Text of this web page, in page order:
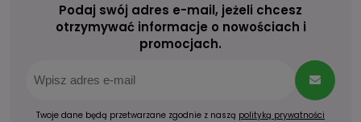
Podaj swój adres e-mail, jeżeli chcesz
otrzymywać informacje o nowościach i
promocjach.
Twoje dane będą przetwarzane zgodnie z naszą polityką prywatności